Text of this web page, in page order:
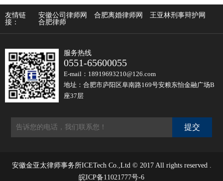
友情链
接：
安徽公司律师网 合肥离婚律师网
王亚林刑事辩护网
合肥律师
服务热线
0551-65600055
E-mail：18919693210@126.com
地址：合肥市庐阳区阜南路169号安粮东怡金融广场B
座37层
安徽金亚太律师事务所ICETech Co.,Ltd © 2017 All rights reserved .
皖ICP备11021777号-6